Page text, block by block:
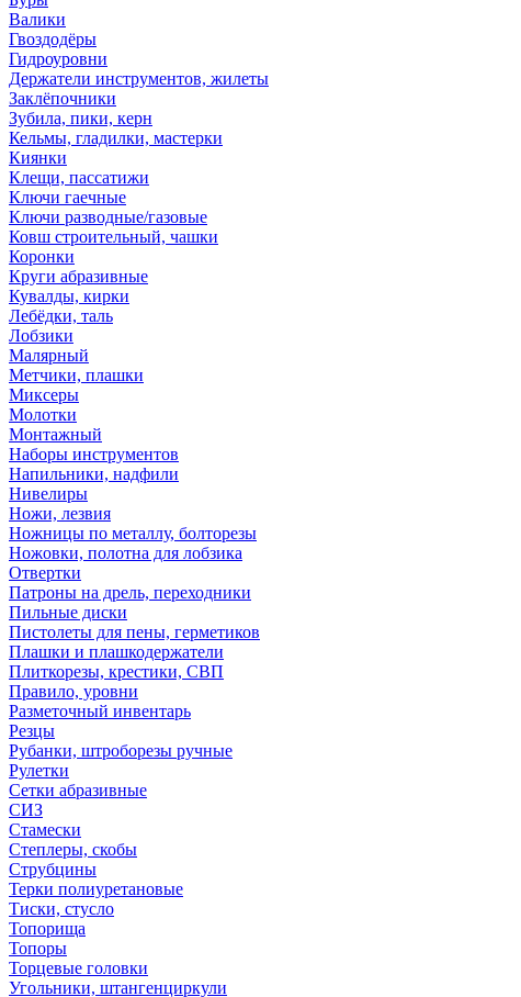
Валики
Гвоздодёры
Гидроуровни
Держатели инструментов, жилеты
Заклёпочники
Зубила, пики, керн
Кельмы, гладилки, мастерки
Киянки
Клещи, пассатижи
Ключи гаечные
Ключи разводные/газовые
Ковш строительный, чашки
Коронки
Круги абразивные
Кувалды, кирки
Лебёдки, таль
Лобзики
Малярный
Метчики, плашки
Миксеры
Молотки
Монтажный
Наборы инструментов
Напильники, надфили
Нивелиры
Ножи, лезвия
Ножницы по металлу, болторезы
Ножовки, полотна для лобзика
Отвертки
Патроны на дрель, переходники
Пильные диски
Пистолеты для пены, герметиков
Плашки и плашкодержатели
Плиткорезы, крестики, СВП
Правило, уровни
Разметочный инвентарь
Резцы
Рубанки, штроборезы ручные
Рулетки
Сетки абразивные
СИЗ
Стамески
Степлеры, скобы
Струбцины
Терки полиуретановые
Тиски, стусло
Топорища
Топоры
Торцевые головки
Угольники, штангенциркули